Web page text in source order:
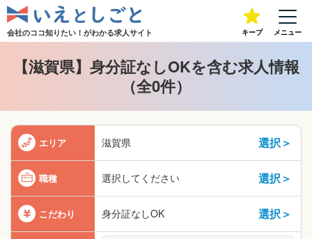
会社のココ知りたい！がわかる求人サイト キープ メニュー
【滋賀県】身分証なしOKを含む求人情報
（全0件）
エリア 滋賀県 選択＞
職種 選択してください 選択＞
こだわり 身分証なしOK 選択＞